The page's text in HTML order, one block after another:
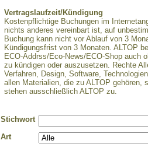
Vertragslaufzeit/Kündigung
Kostenpflichtige Buchungen im
nichts anderes vereinbart ist, auf
Buchung kann nicht vor Ablauf von 3
Kündigungsfrist von 3 Monaten. ALTOP
ECO-Addrss/Eco-News/ECO-Shop auch
zu kündigen oder auszusetzen. Rechte
Verfahren, Design, Software,
allen Materialien, die zu ALTOP gehören,
stehen ausschließlich ALTOP zu.
Stichwort
Art